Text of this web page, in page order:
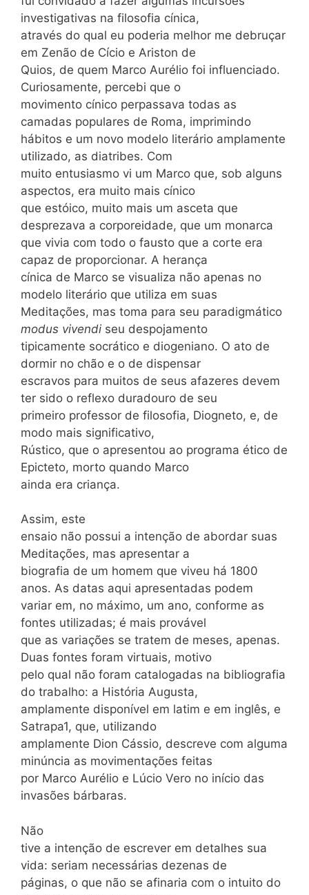
investigativas na filosofia cínica,
através do qual eu poderia melhor me debruçar
em Zenão de Cício e Ariston de
Quios, de quem Marco Aurélio foi influenciado.
Curiosamente, percebi que o
movimento cínico perpassava todas as
camadas populares de Roma, imprimindo
hábitos e um novo modelo literário amplamente
utilizado, as diatribes. Com
muito entusiasmo vi um Marco que, sob alguns
aspectos, era muito mais cínico
que estóico, muito mais um asceta que
desprezava a corporeidade, que um monarca
que vivia com todo o fausto que a corte era
capaz de proporcionar. A herança
cínica de Marco se visualiza não apenas no
modelo literário que utiliza em suas
Meditações, mas toma para seu paradigmático
modus vivendi seu despojamento
tipicamente socrático e diogeniano. O ato de
dormir no chão e o de dispensar
escravos para muitos de seus afazeres devem
ter sido o reflexo duradouro de seu
primeiro professor de filosofia, Diogneto, e, de
modo mais significativo,
Rústico, que o apresentou ao programa ético de
Epicteto, morto quando Marco
ainda era criança.
Assim, este
ensaio não possui a intenção de abordar suas
Meditações, mas apresentar a
biografia de um homem que viveu há 1800
anos. As datas aqui apresentadas podem
variar em, no máximo, um ano, conforme as
fontes utilizadas; é mais provável
que as variações se tratem de meses, apenas.
Duas fontes foram virtuais, motivo
pelo qual não foram catalogadas na bibliografia
do trabalho: a História Augusta,
amplamente disponível em latim e em inglês, e
Satrapa1, que, utilizando
amplamente Dion Cássio, descreve com alguma
minúncia as movimentações feitas
por Marco Aurélio e Lúcio Vero no início das
invasões bárbaras.
Não
tive a intenção de escrever em detalhes sua
vida: seriam necessárias dezenas de
páginas, o que não se afinaria com o intuito do